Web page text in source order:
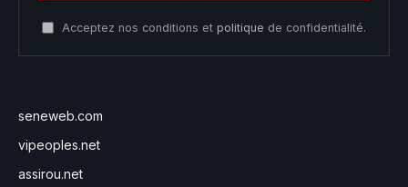
Acceptez nos conditions et politique de confidentialité.
seneweb.com
vipeoples.net
assirou.net